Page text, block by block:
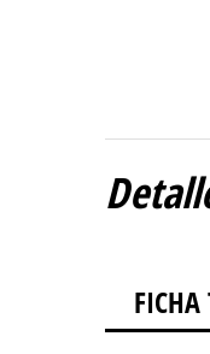
FICHA